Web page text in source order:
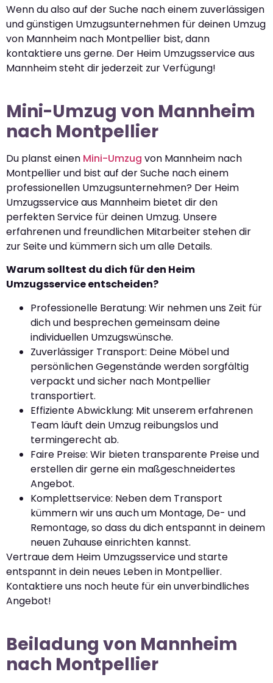
Wenn du also auf der Suche nach einem zuverlässigen
und günstigen Umzugsunternehmen für deinen Umzug
von Mannheim nach Montpellier bist, dann
kontaktiere uns gerne. Der Heim Umzugsservice aus
Mannheim steht dir jederzeit zur Verfügung!
Mini-Umzug von Mannheim
nach Montpellier
Du planst einen Mini-Umzug von Mannheim nach
Montpellier und bist auf der Suche nach einem
professionellen Umzugsunternehmen? Der Heim
Umzugsservice aus Mannheim bietet dir den
perfekten Service für deinen Umzug. Unsere
erfahrenen und freundlichen Mitarbeiter stehen dir
zur Seite und kümmern sich um alle Details.
Warum solltest du dich für den Heim
Umzugsservice entscheiden?
Professionelle Beratung: Wir nehmen uns Zeit für
dich und besprechen gemeinsam deine
individuellen Umzugswünsche.
Zuverlässiger Transport: Deine Möbel und
persönlichen Gegenstände werden sorgfältig
verpackt und sicher nach Montpellier
transportiert.
Effiziente Abwicklung: Mit unserem erfahrenen
Team läuft dein Umzug reibungslos und
termingerecht ab.
Faire Preise: Wir bieten transparente Preise und
erstellen dir gerne ein maßgeschneidertes
Angebot.
Komplettservice: Neben dem Transport
kümmern wir uns auch um Montage, De- und
Remontage, so dass du dich entspannt in deinem
neuen Zuhause einrichten kannst.
Vertraue dem Heim Umzugsservice und starte
entspannt in dein neues Leben in Montpellier.
Kontaktiere uns noch heute für ein unverbindliches
Angebot!
Beiladung von Mannheim
nach Montpellier